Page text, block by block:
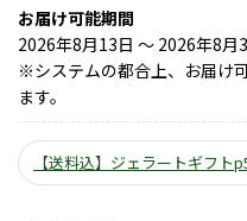
お届け可能期間
2026年8月13日 ～ 2026年8月
※システムの都合上、お届け
ます。
【送料込】ジェラートギフト